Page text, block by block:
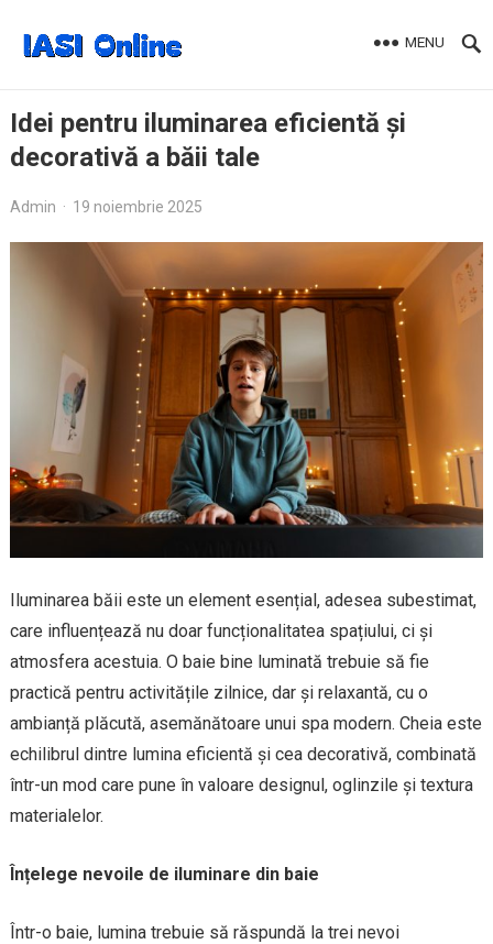
MENU
Idei pentru iluminarea eficientă și
decorativă a băii tale
Admin · 19 noiembrie 2025
Iluminarea băii este un element esențial, adesea subestimat,
care influențează nu doar funcționalitatea spațiului, ci și
atmosfera acestuia. O baie bine luminată trebuie să fie
practică pentru activitățile zilnice, dar și relaxantă, cu o
ambianță plăcută, asemănătoare unui spa modern. Cheia este
echilibrul dintre lumina eficientă și cea decorativă, combinată
într-un mod care pune în valoare designul, oglinzile și textura
materialelor.
Înțelege nevoile de iluminare din baie
Într-o baie, lumina trebuie să răspundă la trei nevoi